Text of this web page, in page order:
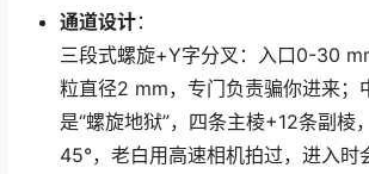
通道设计：
三段式螺旋+Y字分叉：入口0-30
粒直径2 mm，专门负责骗你进来
是“螺旋地狱”，四条主棱+12条副棱
45°，老白用高速相机拍过，进入时